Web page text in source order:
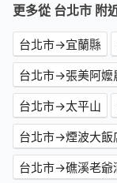
更多從 台北市 附
台北市→宜蘭縣
台北市→張美阿嬤
台北市→太平山
台北市→煙波大飯
台北市→礁溪老爺